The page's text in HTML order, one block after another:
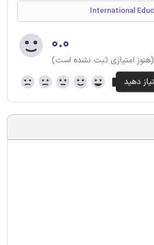
۰.۰
(هنوز امتیازی ثبت نشده است)